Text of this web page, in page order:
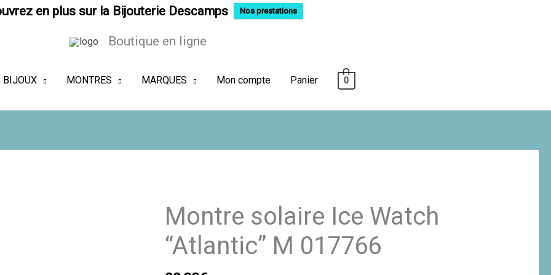
en plus sur la Bijouterie Descamps Nos prestations
Boutique en ligne
BIJOUX MONTRES MARQUES Mon compte Panier 0
Montre solaire Ice Watch
“Atlantic” M 017766